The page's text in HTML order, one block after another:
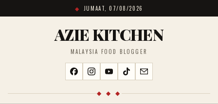
JUMAAT, 07/08/2026
AZIE KITCHEN
MALAYSIA FOOD BLOGGER
◆ ◆ ◆